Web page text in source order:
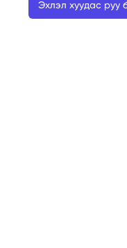
Эхлэл хуудас руу